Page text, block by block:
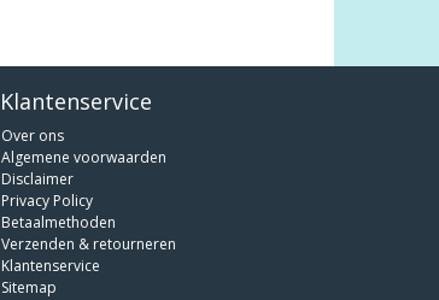
Klantenservice
Over ons
Algemene voorwaarden
Disclaimer
Privacy Policy
Betaalmethoden
Verzenden & retourneren
Klantenservice
Sitemap